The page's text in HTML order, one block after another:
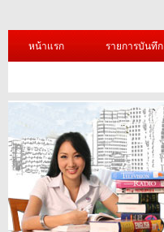
หน้าแรก รายการบันทึก